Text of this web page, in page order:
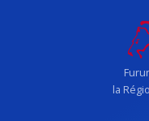
la